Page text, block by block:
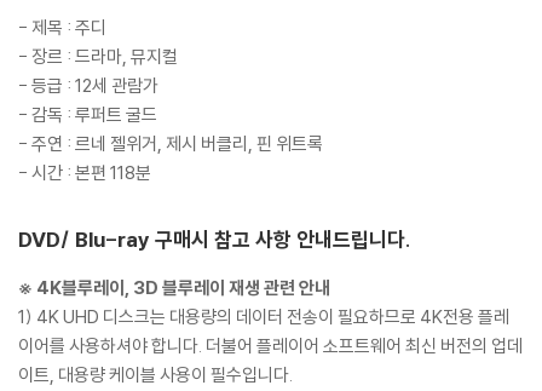
- 제목 : 주디
- 장르 : 드라마, 뮤지컬
- 등급 : 12세 관람가
- 감독 : 루퍼트 굴드
- 주연 : 르네 젤위거, 제시 버클리, 핀 위트록
- 시간 : 본편 118분
DVD/ Blu-ray 구매시 참고 사항 안내드립니다.
※ 4K블루레이, 3D 블루레이 재생 관련 안내
1) 4K UHD 디스크는 대용량의 데이터 전송이 필요하므로 4K전용 플레
이어를 사용하셔야 합니다. 더불어 플레이어 소프트웨어 최신 버전의 업데
이트, 대용량 케이블 사용이 필수입니다.